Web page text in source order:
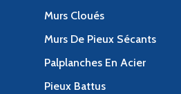
Murs Cloués
Murs De Pieux Sécants
Palplanches En Acier
Pieux Battus